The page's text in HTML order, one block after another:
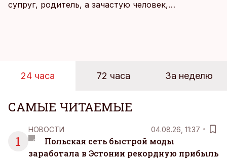
супруг, родитель, а зачастую человек,
человека. Поэтому от отдыха все чаще ждут не
чаще люди ищут возможность просто быть здесь
и сейчас — без необходимости все
организовывать, планировать и за все отвечать
самостоятельно.
24 часа 72 часа За неделю
САМЫЕ ЧИТАЕМЫЕ
1
НОВОСТИ 04.08.26, 11:37
Польская сеть быстрой моды
заработала в Эстонии рекордную прибыль